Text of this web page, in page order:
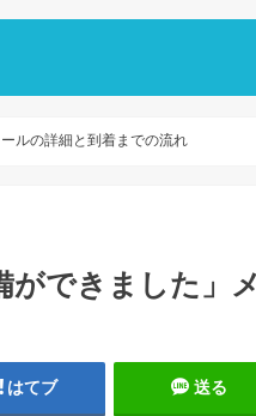
ルの詳細と到着までの流れ
できました」
はてブ 送る